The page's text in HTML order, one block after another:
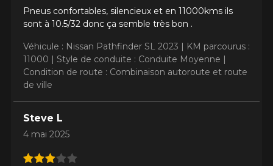
Pneus confortables, silencieux et en 11000kms ils
sont à 10.5/32 donc ça semble très bon .
Véhicule : Nissan Pathfinder SL 2023 | KM parcourus :
11000 | Style de conduite : Conduite Moyenne |
Condition de route : Combinaison autoroute et route
de ville
Steve L
4 mai 2025